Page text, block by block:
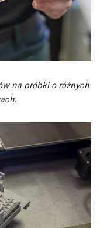
na próbki o różnych